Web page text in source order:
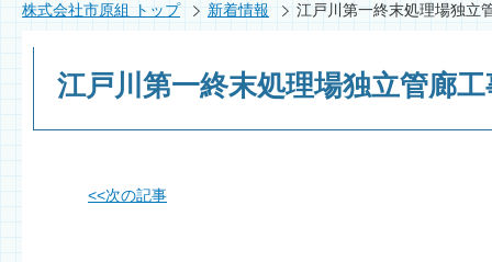
株式会社市原組 トップ 新着情報 江戸川第一終末処理場独立
江戸川第一終末処理場独立管廊
<<次の記事